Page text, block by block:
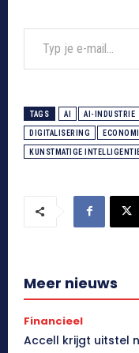
Typ je e-mail...
TAGS AI AI-INDUSTRIE
DIGITALISERING
KUNSTMATIGE
Meer nieuws
Financieel
Accell krijgt uitstel